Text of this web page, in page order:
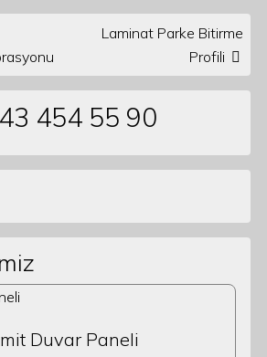
Laminat Parke Bitirme
Profili
454 55 90
Duvar Paneli